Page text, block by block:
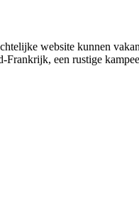
website kunnen
een rustige